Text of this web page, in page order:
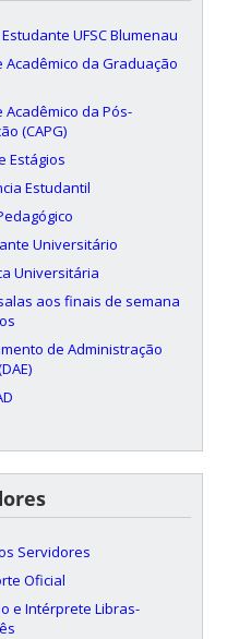
UFSC Blumenau
Acadêmico da Graduação
Acadêmico da Pós-
(CAPG)
Estágios
Estudantil
Universitário
Universitária
aos finais de semana
de Administração
Servidores
Oficial
e Intérprete Libras-